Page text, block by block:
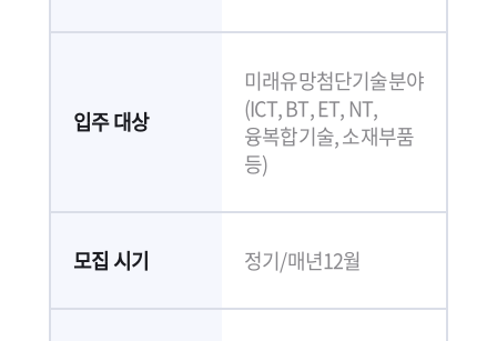
입주 대상
미래유망첨단기술분야
(ICT, BT, ET, NT,
융복합기술, 소재부품
등)
모집 시기 정기/매년12월